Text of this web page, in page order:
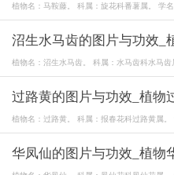
植物名：马鞍藤。 科属：旋花科番薯属。 学名
沼生水马齿的图片与功效_
植物名：沼生水马齿。 科属：水马齿科水马
过路黄的图片与功效_植物
植物名：过路黄。 科属：报春花科过路黄属。
华凤仙的图片与功效_植物